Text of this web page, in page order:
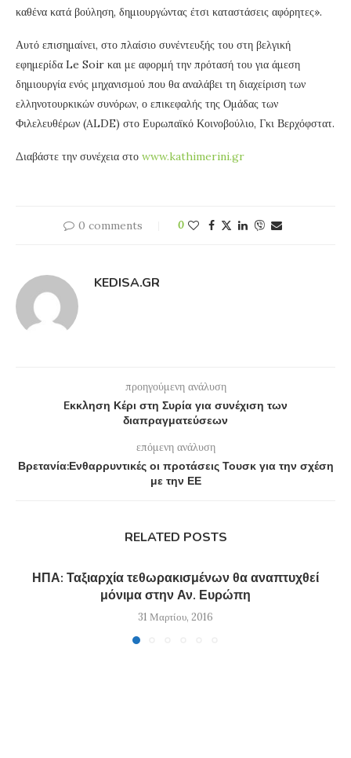
καθένα κατά βούληση, δημιουργώντας έτσι καταστάσεις αφόρητες».
Αυτό επισημαίνει, στο πλαίσιο συνέντευξής του στη βελγική
εφημερίδα Le Soir και με αφορμή την πρότασή του για άμεση
δημιουργία ενός μηχανισμού που θα αναλάβει τη διαχείριση των
ελληνοτουρκικών συνόρων, ο επικεφαλής της Ομάδας των
Φιλελευθέρων (ALDE) στο Ευρωπαϊκό Κοινοβούλιο, Γκι Βερχόφστατ.
Διαβάστε την συνέχεια στο www.kathimerini.gr
0 comments 0
KEDISA.GR
προηγούμενη ανάλυση
Eκκληση Κέρι στη Συρία για συνέχιση των
διαπραγματεύσεων
επόμενη ανάλυση
Βρετανία:Ενθαρρυντικές οι προτάσεις Τουσκ για την σχέση
με την ΕΕ
RELATED POSTS
ΗΠΑ: Ταξιαρχία τεθωρακισμένων θα αναπτυχθεί
μόνιμα στην Αν. Ευρώπη
31 Μαρτίου, 2016